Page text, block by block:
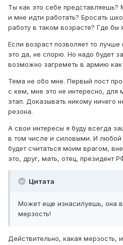
Ты как это себе представляешь?
и мне идти работать? Бросать
работу в таком возрасте? Где бы
Если возраст позволяет то лучше
это да, не спорю. Но надо будет
возможно загреметь в армию как
Тема не обо мне. Первый пост
с кем, мне это не интересно, для
этап. Доказывать никому ничего
резона.
А свои интересы я буду всегда
в том числе и силовыми. И любой
будет считаться моим врагом,
это, друг, мать, отец, президент
Цитата
Может еще изнасилуешь, она
мерзость!
Действительно, какая мерзость,